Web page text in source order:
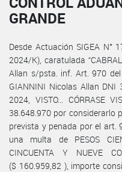
GRANDE
Desde Actuación SIGEA N°
2024/K), caratulada
Allan s/psta. inf. Art. 970 del
GIANNINI Nicolas Allan DNI
2024, VISTO... CÓRRASE
38.648.970 por considerarlo
prevista y penada por el art.
una multa de PESOS
CINCUENTA Y NUEVE
($ 160.959,82 ), importe